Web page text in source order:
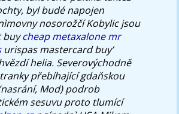
byl budé napojen
nosorožčí Kobylic jsou
buycheap metaxalone mr
urispas mastercard buy’
helia. Severovýchodně
přebíhající gdaňskou
Mod) podrob
sesuvu proto tlumící